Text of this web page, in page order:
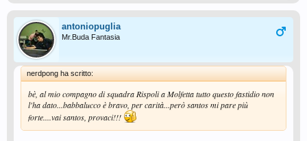
antoniopuglia
Mr.Buda Fantasia
nerdpong ha scritto:
bè, al mio compagno di squadra Rispoli a Molfetta tutto questo fastidio non
l'ha dato...babbalucco è bravo, per carità...però santos mi pare più
forte....vai santos, provaci!!!